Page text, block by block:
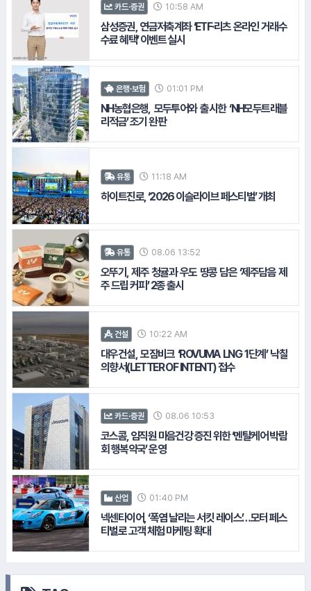
15.지어소프트
카드·증권 10:58 AM
삼성증권, 연금저축계좌 ‘ETF·리츠 온라인 거래수
수료 혜택’ 이벤트 실시
은행·보험 01:01 PM
NH농협은행, 모두투어와 출시한 ‘NH모두트래블
리적금’ 조기 완판
유통 11:18 AM
하이트진로, ‘2026 이슬라이브 페스티벌’ 개최
유통 08.06 13:52
오뚜기, 제주 청귤과 우도 땅콩 담은 ‘제주담음 제
주 드립 커피’ 2종 출시
건설 10:22 AM
대우건설, 모잠비크 ‘ROVUMA LNG 1단계’ 낙찰
의향서(LETTER OF INTENT) 접수
카드·증권 08.06 10:53
코스콤, 임직원 마음건강 증진 위한 ‘멘탈케어 박람
회 행복약국’ 운영
산업 01:40 PM
넥센타이어, ‘폭염 날리는 서킷 레이스’…모터 페스
티벌로 고객 체험 마케팅 확대
#SK쉴더스
#녹십자